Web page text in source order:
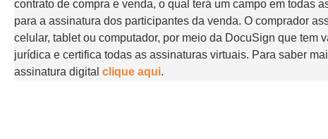
contrato de compra e venda, o qual terá um campo em todas
para a assinatura dos participantes da venda. O comprador
celular, tablet ou computador, por meio da DocuSign que tem
jurídica e certifica todas as assinaturas virtuais. Para saber
assinatura digital clique aqui.